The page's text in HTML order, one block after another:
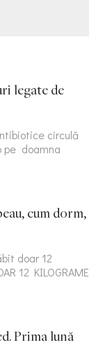
legate de
circulă
pe doamna
cum dorm,
doar 12
12 KILOGRAME
Prima lună